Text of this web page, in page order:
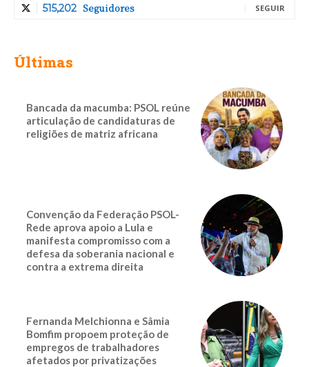
515,202 Seguidores SEGUIR
Últimas
Bancada da macumba: PSOL reúne
articulação de candidaturas de
religiões de matriz africana
Convenção da Federação PSOL-
Rede aprova apoio a Lula e
manifesta compromisso com a
defesa da soberania nacional e
contra a extrema direita
Fernanda Melchionna e Sâmia
Bomfim propoem proteção de
empregos de trabalhadores
afetados por privatizações